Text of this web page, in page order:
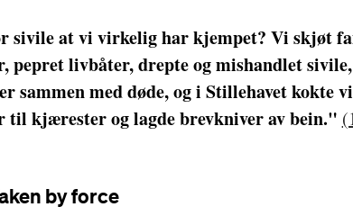
sivile at vi virkelig har kjempet? Vi skjøt
pepret livbåter, drepte og mishandlet
sammen med døde, og i Stillehavet kokte
til kjærester og lagde brevkniver av bein."